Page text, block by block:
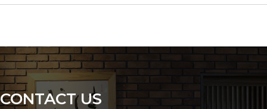
CONTACT US